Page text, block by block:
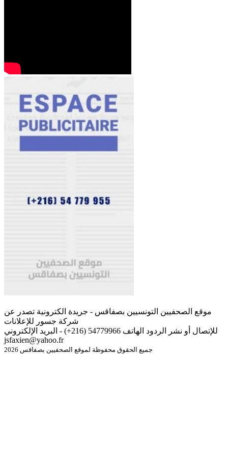
موقع الصحفيين التونسيين بصفاقس - جريدة الكترونية تصدر عن
شركة جسور للإعلانات
للإتصال أو نشر الردود الهاتف 54779966 (216+) - البريد الإلكتروني
jsfaxien@yahoo.fr
جميع الحقوق محفوظة لموقع الصحفيين بصفاقس 2026